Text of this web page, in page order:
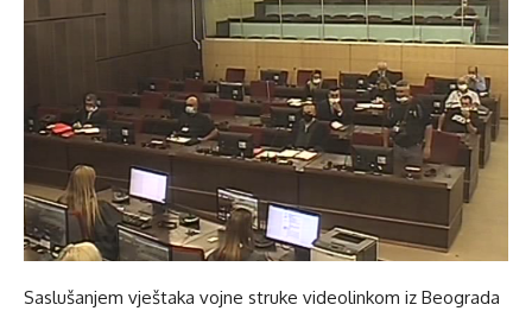
Saslušanjem vještaka vojne struke videolinkom iz Beograda